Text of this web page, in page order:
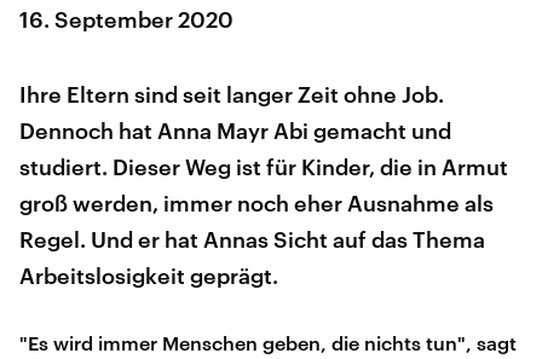
16. September 2020
Ihre Eltern sind seit langer Zeit ohne Job.
Dennoch hat Anna Mayr Abi gemacht und
studiert. Dieser Weg ist für Kinder, die in Armut
groß werden, immer noch eher Ausnahme als
Regel. Und er hat Annas Sicht auf das Thema
Arbeitslosigkeit geprägt.
"Es wird immer Menschen geben, die nichts tun", sagt